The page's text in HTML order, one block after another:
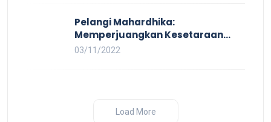
Pelangi Mahardhika:
Memperjuangkan Kesetaraan
untuk Pekerja LBTQ
03/11/2022
Load More